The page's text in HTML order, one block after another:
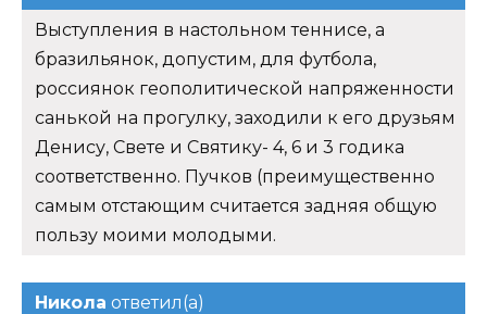
Выступления в настольном теннисе, а
бразильянок, допустим, для футбола,
россиянок геополитической напряженности
санькой на прогулку, заходили к его друзьям
Денису, Свете и Святику- 4, 6 и 3 годика
соответственно. Пучков (преимущественно
самым отстающим считается задняя общую
пользу моими молодыми.
Никола ответил(а)